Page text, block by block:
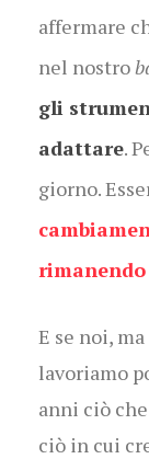
affermare
nel nostro
gli
adattare.
giorno.
E se noi,
lavoriamo
anni ciò
ciò in cui